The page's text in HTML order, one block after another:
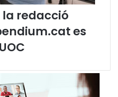
e
l
s
r
e
la redacció
es